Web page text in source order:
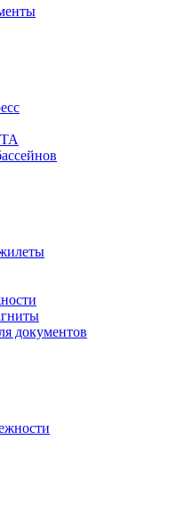
документов